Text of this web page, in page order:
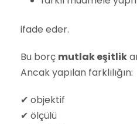
ifade eder.
Bu borç mutlak eşitlik
Ancak yapılan farklılığın:
✔ objektif
✔ ölçülü